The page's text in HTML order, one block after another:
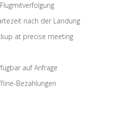
nach der Landung
at precise meeting
auf Anfrage
Bezahlungen